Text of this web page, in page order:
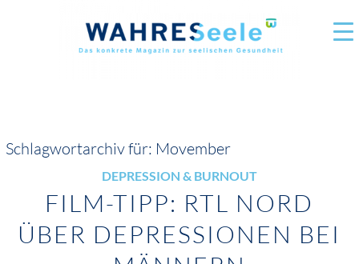
Schlagwortarchiv für: Movember
DEPRESSION & BURNOUT
FILM-TIPP: RTL NORD
ÜBER DEPRESSIONEN BEI